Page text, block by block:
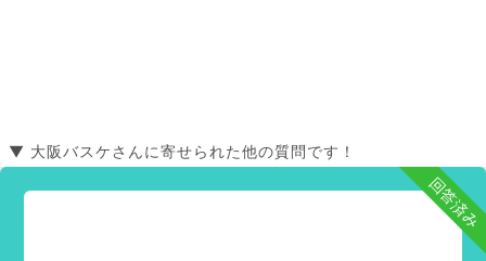
▼ 大阪バスケさんに寄せられた他の質問です！
回答済み